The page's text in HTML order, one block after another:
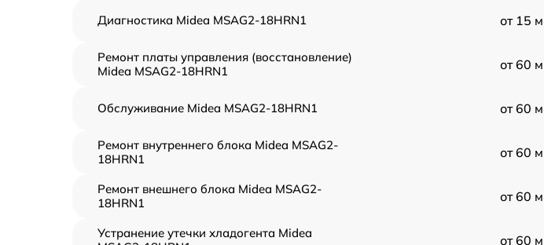
Диагностика Midea MSAG2-18HRN1 от 15
Ремонт платы управления (восстановление)
Midea MSAG2-18HRN1
от 60
Обслуживание Midea MSAG2-18HRN1 от 60
Ремонт внутреннего блока Midea MSAG2-
18HRN1
от 60
Ремонт внешнего блока Midea MSAG2-
18HRN1
от 60
Устранение утечки хладогента Midea
от 60